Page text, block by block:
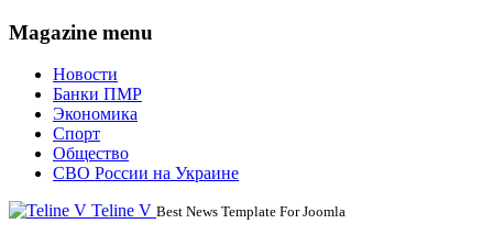
Magazine menu
Новости
Банки ПМР
Экономика
Спорт
Общество
СВО России на Украине
Teline V Best News Template For Joomla